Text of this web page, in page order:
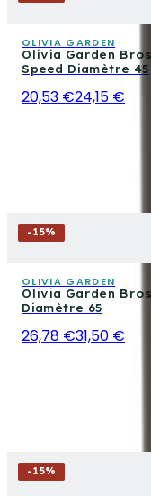
OLIVIA GARDEN
Olivia Garden
Speed Diamètre 45
20,53 €24,15 €
-15%
OLIVIA GARDEN
Olivia Garden
Diamètre 65
26,78 €31,50 €
-15%